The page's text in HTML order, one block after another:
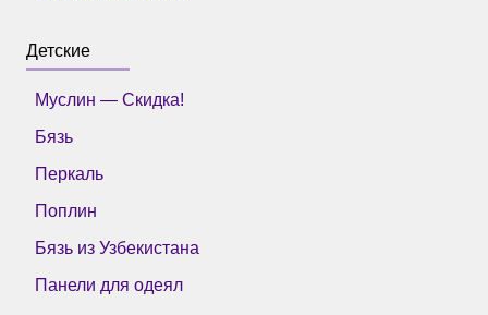
Детские
Муслин — Скидка!
Бязь
Перкаль
Поплин
Бязь из Узбекистана
Панели для одеял